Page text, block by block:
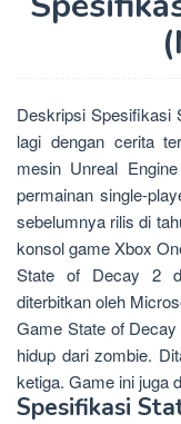
Deskripsi Spesifikasi
lagi dengan cerita
mesin Unreal
permainan single-
sebelumnya rilis di
konsol game Xbox
State of Decay 2
diterbitkan oleh
Game State of
hidup dari zombie.
ketiga. Game ini juga
Spesifikasi